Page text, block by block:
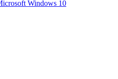
Windows 10